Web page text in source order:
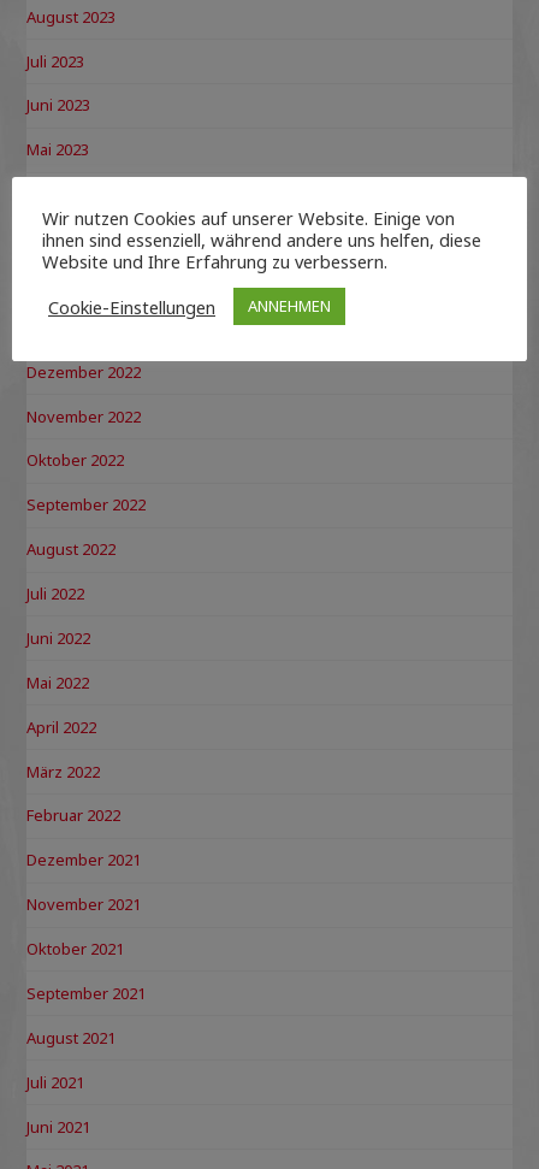
August 2023
Juli 2023
Juni 2023
Mai 2023
März 2023
Dezember 2022
November 2022
Oktober 2022
September 2022
August 2022
Juli 2022
Juni 2022
Mai 2022
April 2022
März 2022
Februar 2022
Dezember 2021
November 2021
Oktober 2021
September 2021
August 2021
Juli 2021
Juni 2021
Wir nutzen Cookies auf unserer Website. Einige von
ihnen sind essenziell, während andere uns helfen, diese
Website und Ihre Erfahrung zu verbessern.
Cookie-Einstellungen
ANNEHMEN